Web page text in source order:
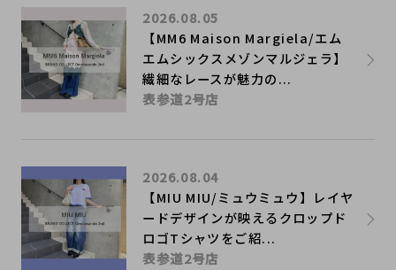
【MM6 Maison Margiela/エム
エムシックスメゾンマルジェラ】
繊細なレースが魅力の...
2026.08.05
表参道2号店
【MIU MIU/ミュウミュウ】レイヤ
ードデザインが映えるクロップド
ロゴTシャツをご紹...
2026.08.04
表参道2号店